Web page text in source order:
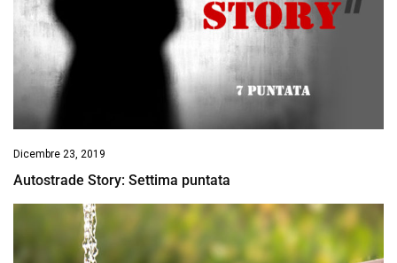
Dicembre 23, 2019
Autostrade Story: Settima puntata